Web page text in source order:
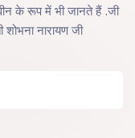
के रूप में भी जानते हैं .जी
नारायण जी